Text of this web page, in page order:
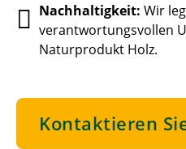
Nachhaltigkeit: Wir
verantwortungsvollen
Naturprodukt Holz.
Kontaktieren